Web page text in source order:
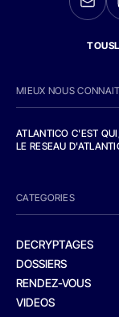
MIEUX NOUS
ATLANTICO C'EST
LE RESEAU
CATEGORIES
DECRYPTAGES
DOSSIERS
RENDEZ-VOUS
VIDEOS